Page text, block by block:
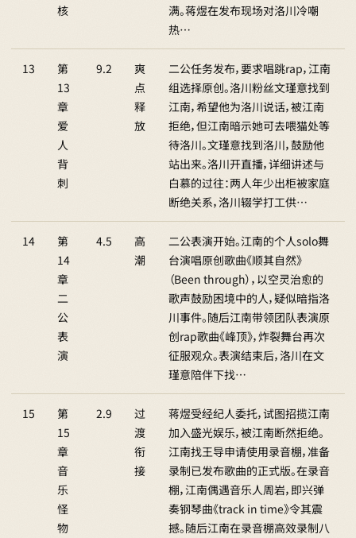
核
满。蒋煜在发布现场对洛川冷嘲
热…
13
第
13
章
爱
人
背
刺
9.2
爽
点
释
放
二公任务发布，要求唱跳rap，江南
组选择原创。洛川粉丝文瑾意找到
江南，希望他为洛川说话，被江南
拒绝，但江南暗示她可去喂猫处等
待洛川。文瑾意找到洛川，鼓励他
站出来。洛川开直播，详细讲述与
白慕的过往：两人年少出柜被家庭
断绝关系，洛川辍学打工供…
14
第
14
章
二
公
表
演
4.5
高
潮
二公表演开始。江南的个人solo舞
台演唱原创歌曲《顺其自然》
（Been through），以空灵治愈的
歌声鼓励困境中的人，疑似暗指洛
川事件。随后江南带领团队表演原
创rap歌曲《峰顶》，炸裂舞台再次
征服观众。表演结束后，洛川在文
瑾意陪伴下找…
15
第
15
章
音
乐
怪
物
2.9
过
渡
衔
接
蒋煜受经纪人委托，试图招揽江南
加入盛光娱乐，被江南断然拒绝。
江南找王导申请使用录音棚，准备
录制已发布歌曲的正式版。在录音
棚，江南偶遇音乐人周岩，即兴弹
奏钢琴曲《track in time》令其震
撼。随后江南在录音棚高效录制八